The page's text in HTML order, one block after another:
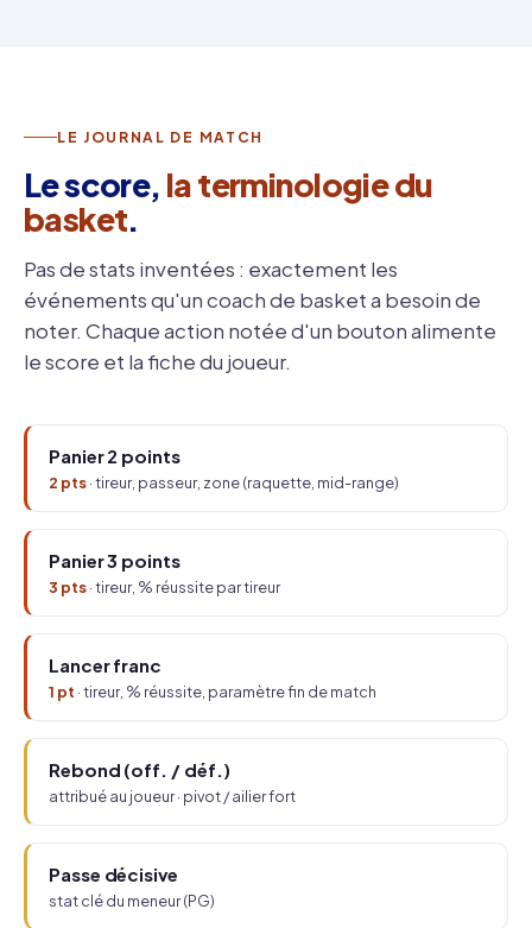
LE JOURNAL DE MATCH
Le score, la terminologie du
basket.
Pas de stats inventées : exactement les
événements qu'un coach de basket a besoin de
noter. Chaque action notée d'un bouton alimente
le score et la fiche du joueur.
Panier 2 points
2 pts· tireur, passeur, zone (raquette, mid-range)
Panier 3 points
3 pts· tireur, % réussite par tireur
Lancer franc
1 pt · tireur, % réussite, paramètre fin de match
Rebond (off. / déf.)
attribué au joueur · pivot / ailier fort
Passe décisive
stat clé du meneur (PG)